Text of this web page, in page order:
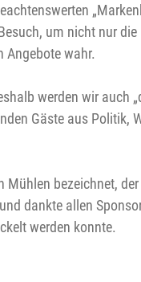
um nicht nur
Angebote wahr.
werden wir auch
Gäste aus Politik,
bezeichnet,
dankte allen
werden konnte.